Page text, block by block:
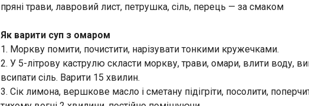
пряні трави, лавровий лист, петрушка, сіль, перець — за смаком
Як варити суп з омаром
1. Моркву помити, почистити, нарізувати тонкими кружечками.
2. У 5-літрову каструлю скласти моркву, трави, омари, влити воду,
всипати сіль. Варити 15 хвилин.
3. Сік лимона, вершкове масло і сметану підігріти, посолити,